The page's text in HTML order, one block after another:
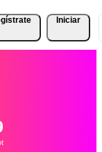
Iniciar